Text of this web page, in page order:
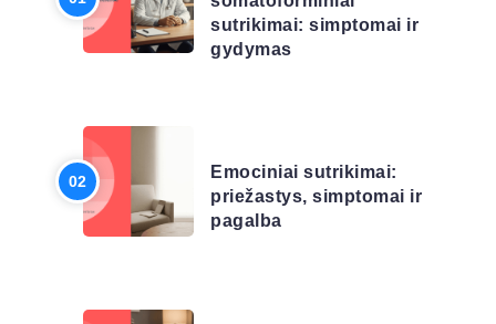
sutrikimai: simptomai ir
gydymas
Emociniai sutrikimai:
priežastys, simptomai ir
pagalba